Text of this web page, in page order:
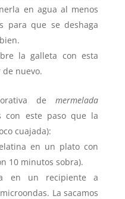
en agua al menos
para que se deshaga
la galleta con esta
nuevo.
demermelada
con este paso que la
cuajada):
en un plato con
10 minutos sobra).
en un recipiente a
La sacamos